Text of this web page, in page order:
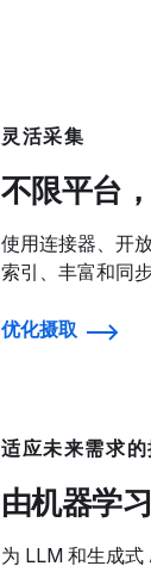
灵活采集
不限平台
使用连接器、开
索引、丰富和同步
优化摄取
适应未来需求的
由机器学
为 LLM 和生成